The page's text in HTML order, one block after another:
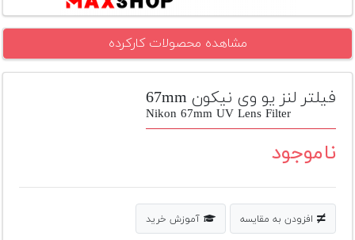
پلاس
افزودن
دست
دوم
دوربین
مشاهده محصولات کارکرده
فیلتر لنز یو وی نیکون 67mm
Nikon 67mm UV Lens Filter
ناموجود
افزودن به مقایسه آموزش خرید